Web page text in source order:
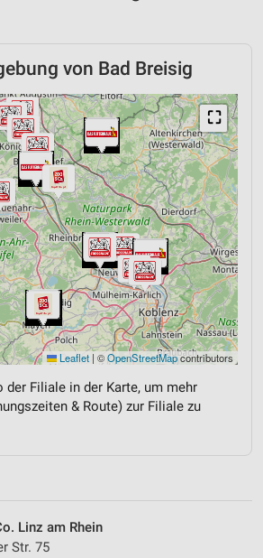
von Bad Breisig
⛶
Leaflet | ©OpenStreetMapcontributors
der Filiale in der Karte, um mehr
& Route) zur Filiale zu
Linz am Rhein
Str. 75